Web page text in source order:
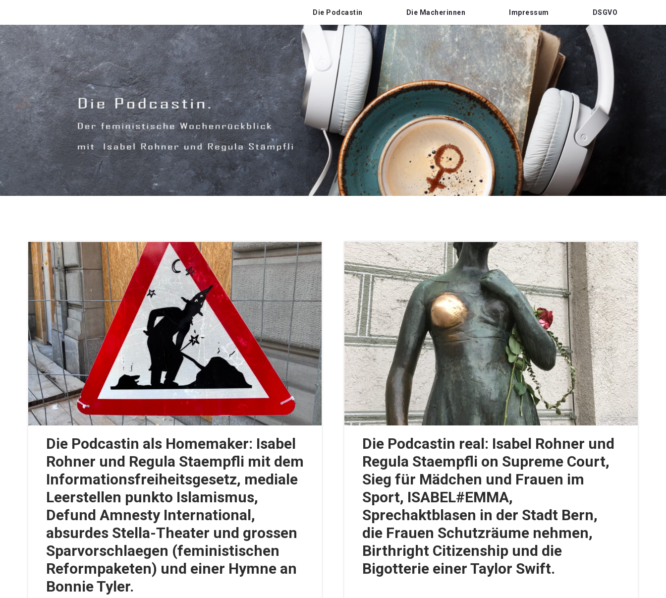
Die Podcastin Die Macherinnen Impressum DSGVO
Die Podcastin als Homemaker: Isabel
Rohner und Regula Staempfli mit dem
Informationsfreiheitsgesetz, mediale
Leerstellen punkto Islamismus,
Defund Amnesty International,
absurdes Stella-Theater und grossen
Sparvorschlaegen (feministischen
Reformpaketen) und einer Hymne an
Bonnie Tyler.
Die Podcastin real: Isabel Rohner und
Regula Staempfli on Supreme Court,
Sieg für Mädchen und Frauen im
Sport, ISABEL#EMMA,
Sprechaktblasen in der Stadt Bern,
die Frauen Schutzräume nehmen,
Birthright Citizenship und die
Bigotterie einer Taylor Swift.